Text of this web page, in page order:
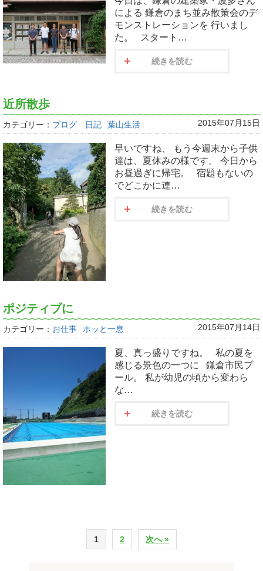
による 鎌倉のまち並み散策会のデ
モンストレーションを 行いまし
た。 スタート…
続きを読む
近所散歩
カテゴリー： ブログ 日記 葉山生活 2015年07月15日
早いですね、 もう今週末から子供
達は、夏休みの様です。 今日から
お昼過ぎに帰宅。 宿題もないの
でどこかに連…
続きを読む
ポジティブに
カテゴリー： お仕事 ホッと一息 2015年07月14日
夏、真っ盛りですね。 私の夏を
感じる景色の一つに 鎌倉市民プ
ール。 私が幼児の頃から変わら
な…
続きを読む
1 2 次へ »